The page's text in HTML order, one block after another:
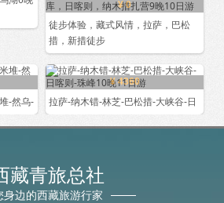
¥ 0
徒步体验，藏式风情，拉萨，巴松
措，新措徒步
-然乌-
¥ 4360
拉萨-纳木错-林芝-巴松措-大峡谷-日
藏青旅总社
身边的西藏旅游行家